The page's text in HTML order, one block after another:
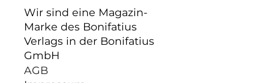
Wir sind eine Magazin-
Marke des Bonifatius
Verlags in der Bonifatius
GmbH
AGB